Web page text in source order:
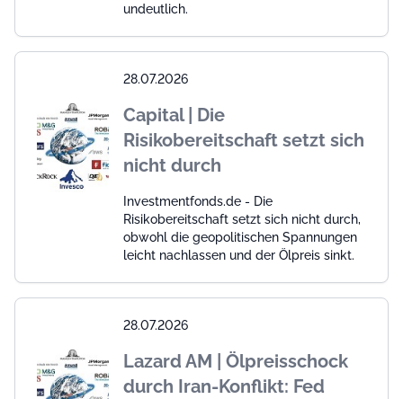
undeutlich.
28.07.2026
Capital | Die
Risikobereitschaft setzt sich
nicht durch
Investmentfonds.de - Die
Risikobereitschaft setzt sich nicht durch,
obwohl die geopolitischen Spannungen
leicht nachlassen und der Ölpreis sinkt.
28.07.2026
Lazard AM | Ölpreisschock
durch Iran-Konflikt: Fed